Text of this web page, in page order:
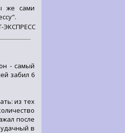
же сами
ЭКСПРЕСС
- самый
забил 6
из тех
после
в